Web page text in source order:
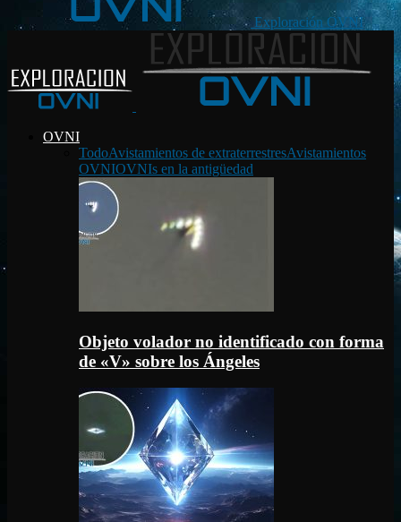
Exploración OVNI
OVNI
TodoAvistamientos de extraterrestresAvistamientos
OVNIOVNIs en la antigüedad
Objeto volador no identificado con forma
de «V» sobre los Ángeles